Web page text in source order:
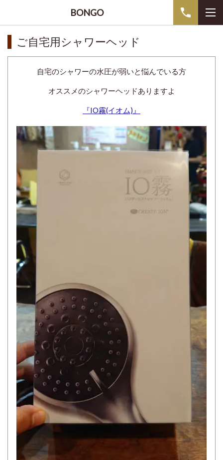
BONGO
ご自宅用シャワーヘッド
自宅のシャワーの水圧が弱いと悩んでいる方
オススメのシャワーヘッドありますよ
『IO霧(イオム)』